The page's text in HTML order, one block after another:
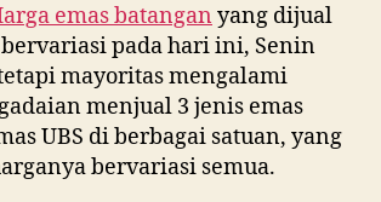
Ada
yang
Melesat
Persen
emas batangan yang dijual
pada hari ini, Senin
mayoritas mengalami
menjual 3 jenis emas
UBS di berbagai satuan, yang
bervariasi semua.